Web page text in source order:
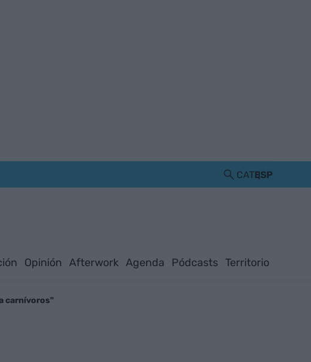
CATESP
Opinión Afterwork Agenda Pódcasts Territorio
carnívoros"